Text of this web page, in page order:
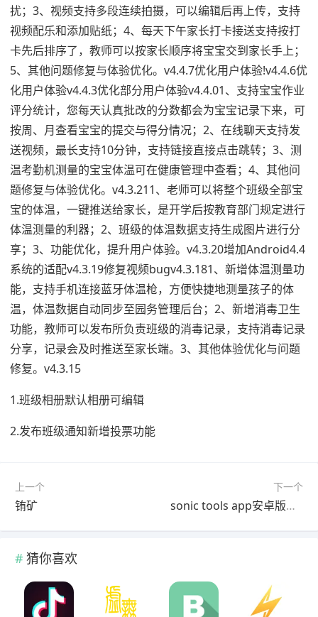
扰；3、视频支持多段连续拍摄，可以编辑后再上传，支持
视频配乐和添加贴纸；4、每天下午家长打卡接送支持按打
卡先后排序了，教师可以按家长顺序将宝宝交到家长手上；
5、其他问题修复与体验优化。v4.4.7优化用户体验!v4.4.6优
化用户体验v4.4.3优化部分用户体验v4.4.01、支持宝宝作业
评分统计，您每天认真批改的分数都会为宝宝记录下来，可
按周、月查看宝宝的提交与得分情况；2、在线聊天支持发
送视频，最长支持10分钟，支持链接直接点击跳转；3、测
温考勤机测量的宝宝体温可在健康管理中查看；4、其他问
题修复与体验优化。v4.3.211、老师可以将整个班级全部宝
宝的体温，一键推送给家长，是开学后按教育部门规定进行
体温测量的利器；2、班级的体温数据支持生成图片进行分
享；3、功能优化，提升用户体验。v4.3.20增加Android4.4
系统的适配v4.3.19修复视频bugv4.3.181、新增体温测量功
能，支持手机连接蓝牙体温枪，方便快捷地测量孩子的体
温，体温数据自动同步至园务管理后台；2、新增消毒卫生
功能，教师可以发布所负责班级的消毒记录，支持消毒记录
分享，记录会及时推送至家长端。3、其他体验优化与问题
修复。v4.3.15
1.班级相册默认相册可编辑
2.发布班级通知新增投票功能
上一个
铕矿
下一个
sonic tools app安卓版下载
猜你喜欢